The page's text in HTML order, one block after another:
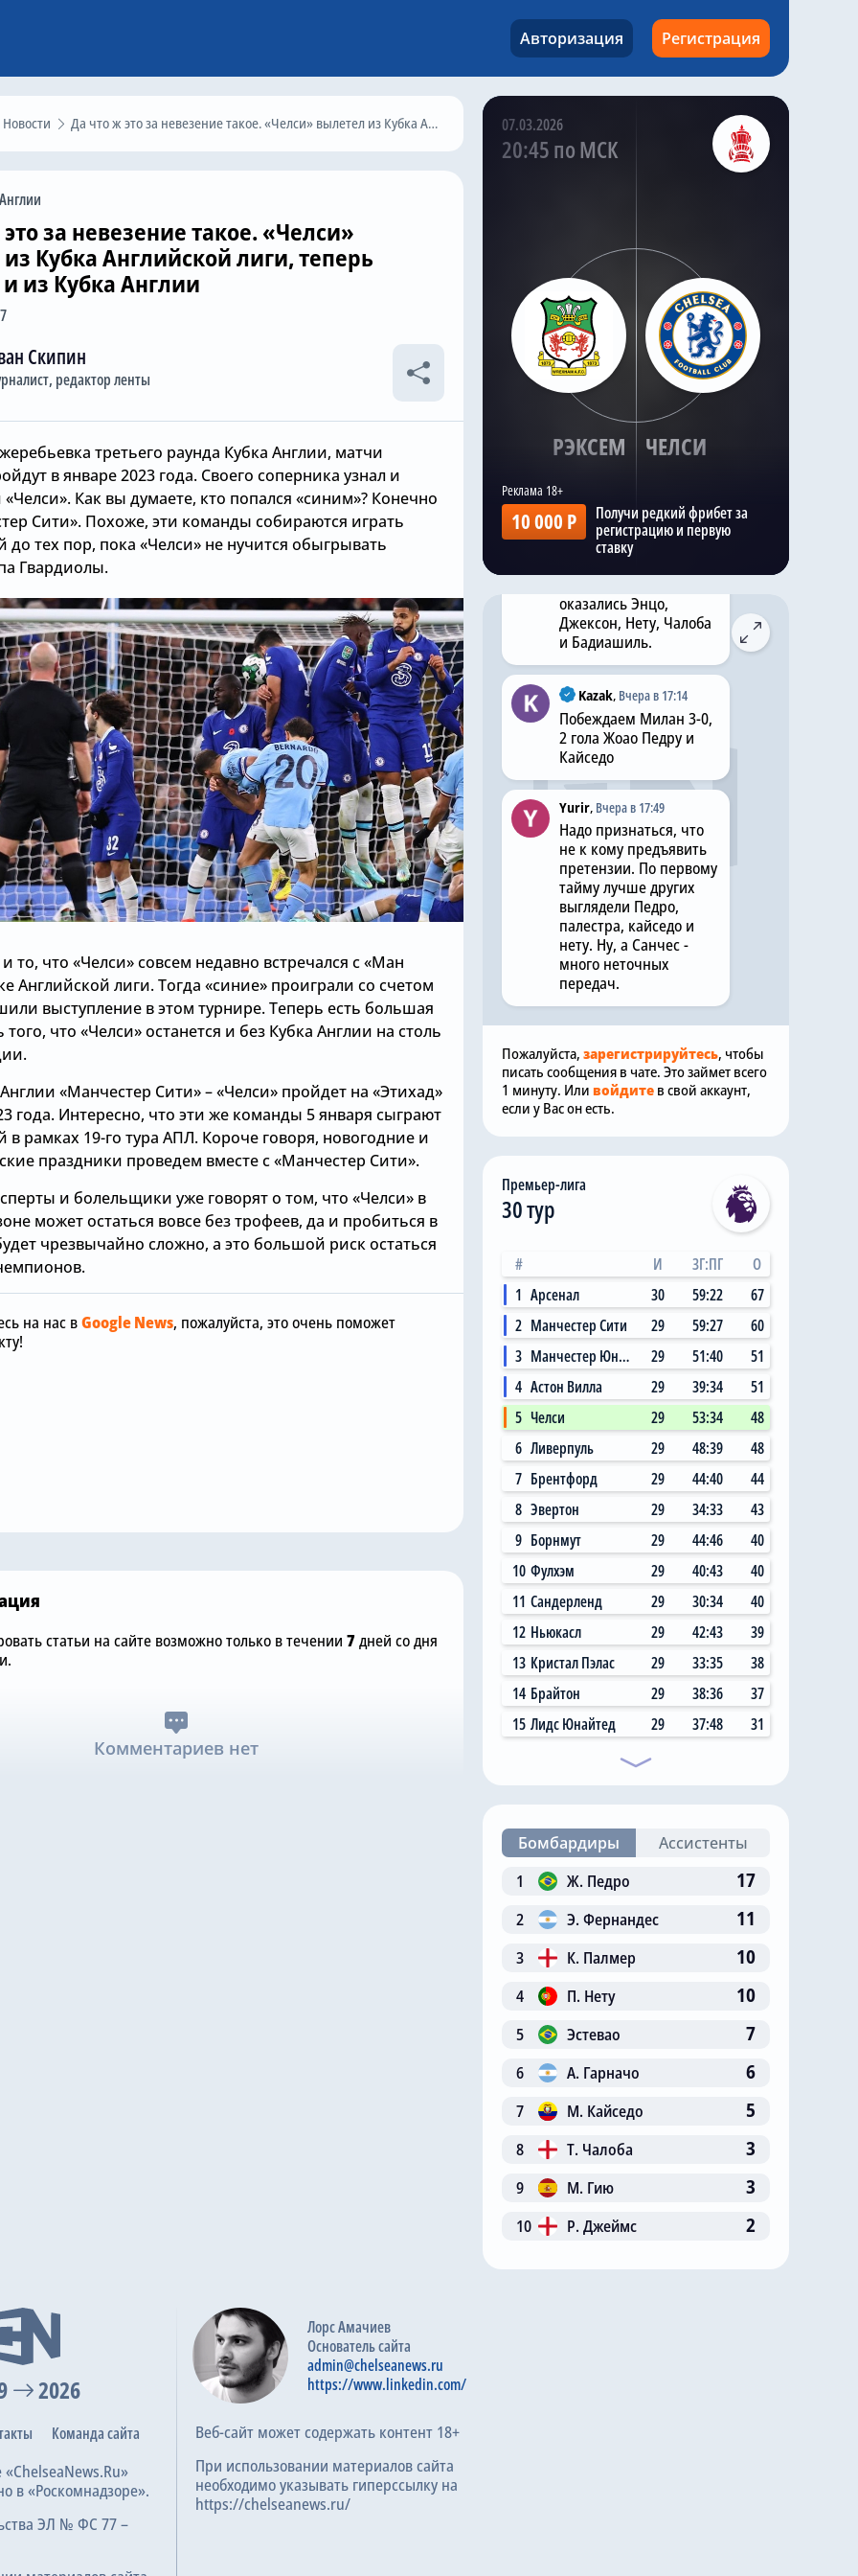
Авторизация Регистрация
Новости Да что ж это за невезение такое. «Челси» вылетел из Кубка Английской лиги, теперь вылетит и из Кубка Англии
за невезение такое. «Челси»
Кубка Английской лиги, теперь
из Кубка Англии
Скипин
редактор ленты
третьего раунда Кубка Англии, матчи
в январе 2023 года. Своего соперника узнал и
Как вы думаете, кто попался «синим»? Конечно
Сити». Похоже, эти команды собираются играть
до тех пор, пока «Челси» не нучится обыгрывать
Гвардиолы.
то, что «Челси» совсем недавно встречался с «Ман
Английской лиги. Тогда «синие» проиграли со счетом
выступление в этом турнире. Теперь есть большая
того, что «Челси» останется и без Кубка Англии на столь
«Манчестер Сити» – «Челси» пройдет на «Этихад»
года. Интересно, что эти же команды 5 января сыграют
в рамках 19-го тура АПЛ. Короче говоря, новогодние и
праздники проведем вместе с «Манчестер Сити».
и болельщики уже говорят о том, что «Челси» в
может остаться вовсе без трофеев, да и пробиться в
чрезвычайно сложно, а это большой риск остаться
на нас вGoogle News, пожалуйста, это очень поможет
размере £75 млн за звезду
7.08.2026, 11:14
Главный любитель
«привозов» в «Челси»
рад, что он теперь не
самый «старый дядя» в
клубе
статьи на сайте возможно только в течении 7дней со дня
Комментариев нет
07.03.2026
20:45 по МСК
РЭКСЕМ ЧЕЛСИ
10 000 Р
Получи редкий фрибет за
регистрацию и первую
ставку
✅ Лум Тшауна – 23,5
млн евро
млн евро
последние 25 дней
трансферного окна,
чтобы не попасть под
санкции ФИФА, – BBC
Лондонцам нужно
сократить раздутый
состав Хаби Алонсо с 41
игрока до
(включая 5 вратарей, 9
нападающих), ведь
правила запрещают
изолировать
выставленных на
оказались Энцо,
Джексон, Нету, Чалоба
и Бадиашиль.
Kazak, Вчера в 17:14
Побеждаем Милан 3-0,
2 гола Жоао Педру и
Кайседо
Yurir, Вчера в 17:49
Надо признаться, что
не к кому предъявить
претензии. По первому
тайму лучше других
выглядели Педро,
палестра, кайседо и
нету. Ну, а Санчес -
много неточных
передач.
Пожалуйста, зарегистрируйтесь, чтобы
писать сообщения в чате. Это займет всего
1 минуту. Или войдите в свой аккаунт,
если у Вас он есть.
Премьер-лига
30 тур
# И ЗГ:ПГ
О
1 Арсенал 30 59:22
67
2 Манчестер Сити 29 59:27
60
3
Манчестер Юнайтед 29 51:40
51
4 Астон Вилла 29 39:34
51
5 Челси 29 53:34
48
6 Ливерпуль 29 48:39
48
7 Брентфорд 29 44:40
44
8 Эвертон 29 34:33
43
9 Борнмут 29 44:46
40
10 Фулхэм 29 40:43
40
11 Сандерленд 29 30:34
40
12 Ньюкасл 29 42:43
39
13 Кристал Пэлас 29 33:35
38
14 Брайтон 29 38:36
37
15 Лидс Юнайтед 29 37:48 31
Бомбардиры
Ассистенты
1
Ж. Педро 17
2 Э. Фернандес 11
3 К. Палмер 10
4 П. Нету 10
5 Эстевао 7
6 А. Гарначо 6
7 М. Кайседо 5
8 Т. Чалоба 3
9 М. Гию 3
10 Р. Джеймс 2
2026
Команда сайта
в «Роскомнадзоре».
ЭЛ № ФС 77 –
Лорс Амачиев
Основатель сайта
admin@chelseanews.ru
https://www.linkedin.com/
Веб-сайт может содержать контент 18+
При использовании материалов сайта
необходимо указывать гиперссылку на
https://chelseanews.ru/